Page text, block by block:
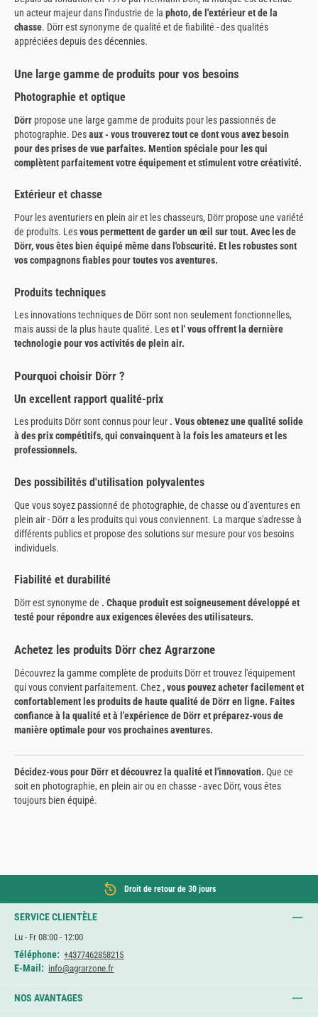
un acteur majeur dans l'industrie de la photo, de l'extérieur et de la
chasse. Dörr est synonyme de qualité et de fiabilité - des qualités
appréciées depuis des décennies.
Une large gamme de produits pour vos besoins
Photographie et optique
Dörr propose une large gamme de produits pour les passionnés de
photographie. Desaux- vous trouverez tout ce dont vous avez besoin
pour des prises de vue parfaites. Mention spéciale pour lesqui
complètent parfaitement votre équipement et stimulent votre créativité.
Extérieur et chasse
Pour les aventuriers en plein air et les chasseurs, Dörr propose une variété
de produits. Lesvous permettent de garder un œil sur tout. Avec lesde
Dörr, vous êtes bien équipé même dans l'obscurité. Et les robustessont
vos compagnons fiables pour toutes vos aventures.
Produits techniques
Les innovations techniques de Dörr sont non seulement fonctionnelles,
mais aussi de la plus haute qualité. Leset l'vous offrent la dernière
technologie pour vos activités de plein air.
Pourquoi choisir Dörr ?
Un excellent rapport qualité-prix
Les produits Dörr sont connus pour leur . Vous obtenez une qualité solide
à des prix compétitifs, qui convainquent à la fois les amateurs et les
professionnels.
Des possibilités d'utilisation polyvalentes
Que vous soyez passionné de photographie, de chasse ou d'aventures en
plein air - Dörr a les produits qui vous conviennent. La marque s'adresse à
différents publics et propose des solutions sur mesure pour vos besoins
individuels.
Fiabilité et durabilité
Dörr est synonyme de . Chaque produit est soigneusement développé et
testé pour répondre aux exigences élevées des utilisateurs.
Achetez les produits Dörr chez Agrarzone
Découvrez la gamme complète de produits Dörr et trouvez l'équipement
qui vous convient parfaitement. Chez , vous pouvez acheter facilement et
confortablement les produits de haute qualité de Dörr en ligne. Faites
confiance à la qualité et à l'expérience de Dörr et préparez-vous de
manière optimale pour vos prochaines aventures.
Décidez-vous pour Dörr et découvrez la qualité et l'innovation. Que ce
soit en photographie, en plein air ou en chasse - avec Dörr, vous êtes
toujours bien équipé.
Droit de retour de 30 jours
SERVICE CLIENTÈLE
Lu - Fr 08:00 - 12:00
Téléphone: +4377462858215
E-Mail: info@agrarzone.fr
NOS AVANTAGES